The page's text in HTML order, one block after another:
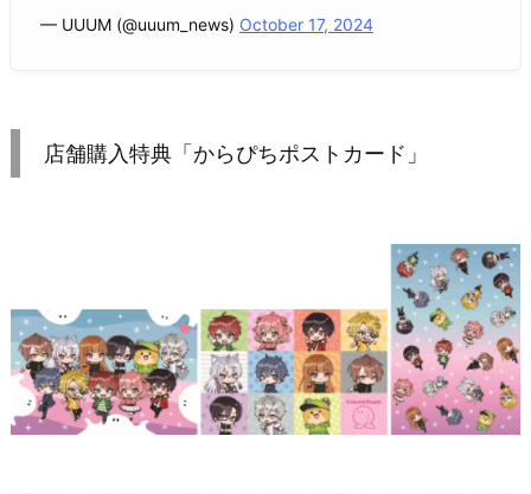
— UUUM (@uuum_news) October 17, 2024
店舗購入特典「からぴちポストカード」